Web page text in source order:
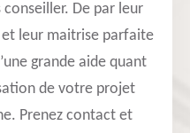
De par leur
leur maitrise parfaite
grande aide quant
de votre projet
Prenez contact et